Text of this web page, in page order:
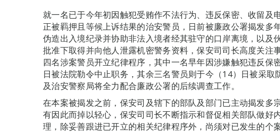
就一名已于今年初因触犯受贿作不法行为、违反保密、收留及
正被羁押且等候上诉结果的治安警员，日前被廉政公署揭发多
伪造出入境纪录并协助非法入境者经其驻守的口岸离境，以及
批准下取得并向他人泄露机密警务资料，保安司司长高度关注
四名涉案警员开立纪律程序，其中一名早年因涉嫌触犯违反保
日被法院勒令中止职务，其余三名警员则于今（14）日被采取
及治安警察局将全力配合廉政公署的后续调查工作。
在本案被揭发之前，保安司及辖下的部队及部门已主动揭发多
有因此而掉以轻心，保安司司长不断指示和督促相关部队做好
理，除妥善跟进已开立的相关纪律程序外，尚须对已发生的个